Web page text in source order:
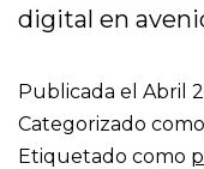
digital en
Publicada el Abril
Categorizado como
Etiquetado como